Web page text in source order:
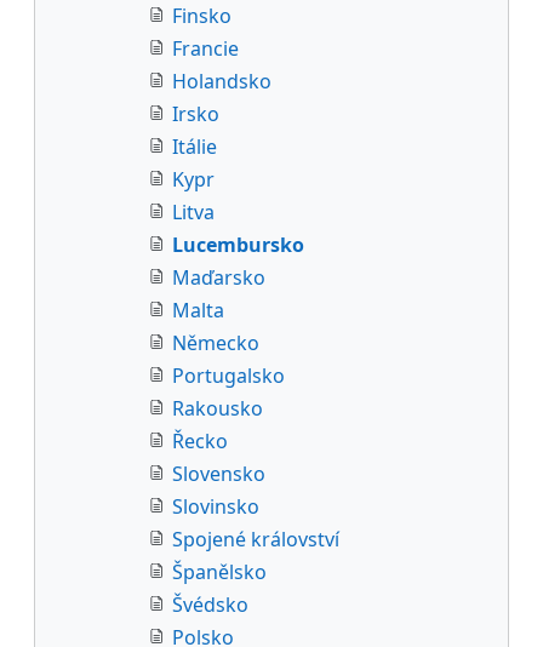
Finsko
Francie
Holandsko
Irsko
Itálie
Kypr
Litva
Lucembursko
Maďarsko
Malta
Německo
Portugalsko
Rakousko
Řecko
Slovensko
Slovinsko
Spojené království
Španělsko
Švédsko
Polsko